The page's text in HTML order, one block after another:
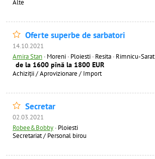
Alte
Oferte superbe de sarbatori
14.10.2021
Amira Stan · Moreni · Ploiesti · Resita · Rimnicu-Sarat
de la 1600 pînă la 1800 EUR
Achiziţii / Aprovizionare / Import
Secretar
02.03.2021
Robee&Bobby · Ploiesti
Secretariat / Personal birou